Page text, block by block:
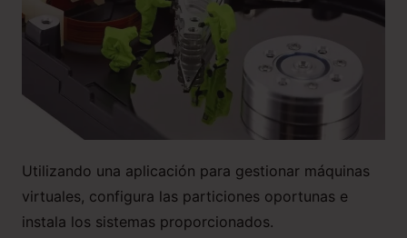
Utilizando una aplicación para gestionar máquinas
virtuales, configura las particiones oportunas e
instala los sistemas proporcionados.